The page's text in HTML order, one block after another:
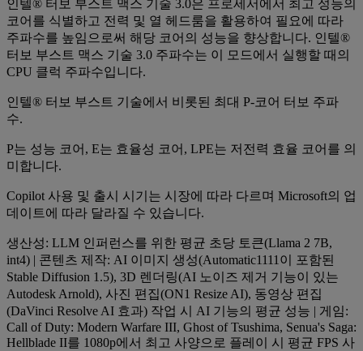
인텔® 터보 부스트 맥스 기술 3.0은 프로세서에서 최고 성능의
코어를 식별하고 전력 및 열 헤드룸을 활용하여 필요에 따라
주파수를 높임으로써 해당 코어의 성능을 향상합니다. 인텔®
터보 부스트 맥스 기술 3.0 주파수는 이 모드에서 실행할 때의
CPU 클럭 주파수입니다.
인텔® 터보 부스트 기술에서 비롯된 최대 P-코어 터보 주파
수.
P는 성능 코어, E는 효율성 코어, LPE는 저전력 효율 코어를 의
미합니다.
Copilot 사용 및 출시 시기는 시장에 따라 다르며 Microsoft의 업
데이트에 따라 달라질 수 있습니다.
생산성: LLM 인퍼런스를 위한 평균 초당 토큰(Llama 2 7B,
int4) | 콘텐츠 제작: AI 이미지 생성(Automatic1111이 포함된
Stable Diffusion 1.5), 3D 렌더링(AI 노이즈 제거 기능이 있는
Autodesk Arnold), 사진 편집(ON1 Resize AI), 동영상 편집
(DaVinci Resolve AI 효과) 작업 시 AI 기능의 평균 성능 | 게임:
Call of Duty: Modern Warfare III, Ghost of Tsushima, Senua's Saga:
Hellblade II를 1080p에서 최고 사양으로 플레이 시 평균 FPS 사